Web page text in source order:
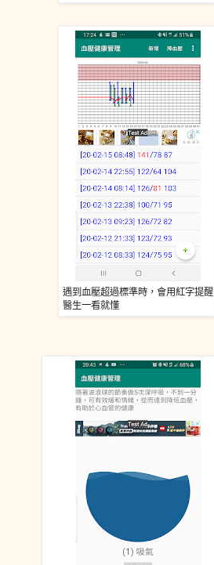
遇到血壓超過標準時，會用紅字提醒
醫生一看就懂